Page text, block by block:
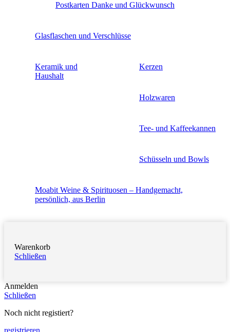
Postkarten Danke und Glückwunsch
Glasflaschen und Verschlüsse
Keramik und
Haushalt
Kerzen
Holzwaren
Tee- und Kaffeekannen
Schüsseln und Bowls
Moabit Weine & Spirituosen – Handgemacht,
persönlich, aus Berlin
Warenkorb
Schließen
Anmelden
Schließen
Noch nicht registiert?
registrieren